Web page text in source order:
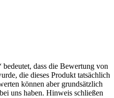
dass die Bewertung von
die dieses Produkt tatsächlich
können aber grundsätzlich
uns haben. Hinweis schließen